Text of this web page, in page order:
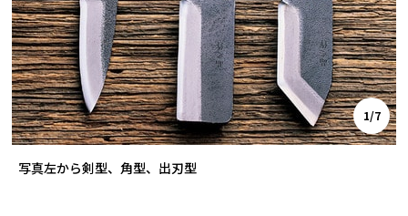
写真左から剣型、角型、出刃型
1/7